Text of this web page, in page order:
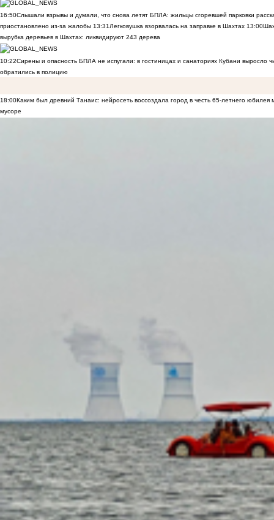
16:50Слышали взрывы и думали, что снова летят БПЛА: жильцы сгоревшей парковки
приостановлено из-за жалобы 13:31 Легковушка взорвалась на заправке в Шахтах 13:00
вырубка деревьев в Шахтах: ликвидируют 243 дерева
10:22Сирены и опасность БПЛА не испугали: в гостиницах и санаториях Кубани выросло
обратились в полицию
18:00Каким был древний Танаис: нейросеть воссоздала город в честь 65-летнего юбилея
мусоре